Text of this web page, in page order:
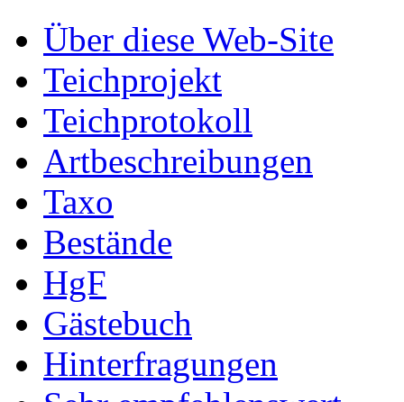
Über diese Web-Site
Teichprojekt
Teichprotokoll
Artbeschreibungen
Taxo
Bestände
HgF
Gästebuch
Hinterfragungen